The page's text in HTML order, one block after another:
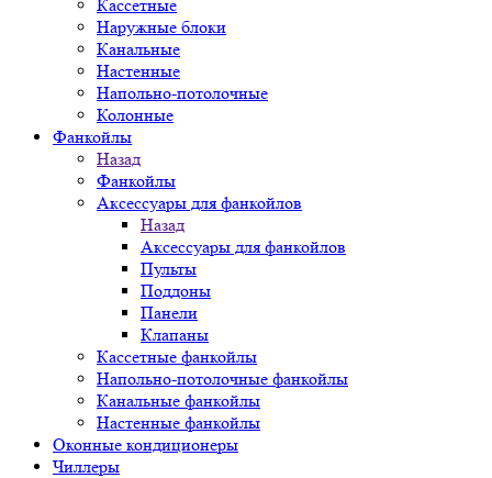
Кассетные
Наружные блоки
Канальные
Настенные
Напольно-потолочные
Колонные
Фанкойлы
Назад
Фанкойлы
Аксессуары для фанкойлов
Назад
Аксессуары для фанкойлов
Пульты
Поддоны
Панели
Клапаны
Кассетные фанкойлы
Напольно-потолочные фанкойлы
Канальные фанкойлы
Настенные фанкойлы
Оконные кондиционеры
Чиллеры